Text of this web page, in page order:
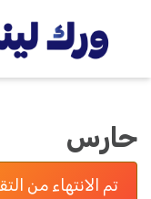
حارس
تم الانتهاء من